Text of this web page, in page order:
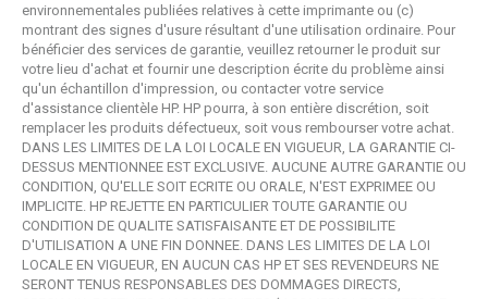
environnementales publiées relatives à cette imprimante ou (c)
montrant des signes d'usure résultant d'une utilisation ordinaire. Pour
bénéficier des services de garantie, veuillez retourner le produit sur
votre lieu d'achat et fournir une description écrite du problème ainsi
qu'un échantillon d'impression, ou contacter votre service
d'assistance clientèle HP. HP pourra, à son entière discrétion, soit
remplacer les produits défectueux, soit vous rembourser votre achat.
DANS LES LIMITES DE LA LOI LOCALE EN VIGUEUR, LA GARANTIE CI-
DESSUS MENTIONNEE EST EXCLUSIVE. AUCUNE AUTRE GARANTIE OU
CONDITION, QU'ELLE SOIT ECRITE OU ORALE, N'EST EXPRIMEE OU
IMPLICITE. HP REJETTE EN PARTICULIER TOUTE GARANTIE OU
CONDITION DE QUALITE SATISFAISANTE ET DE POSSIBILITE
D'UTILISATION A UNE FIN DONNEE. DANS LES LIMITES DE LA LOI
LOCALE EN VIGUEUR, EN AUCUN CAS HP ET SES REVENDEURS NE
SERONT TENUS RESPONSABLES DES DOMMAGES DIRECTS,